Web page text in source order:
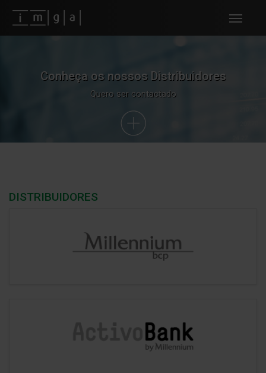
Fundos imga
Conheça os nossos Distribuidores
Quero ser contactado
DISTRIBUIDORES